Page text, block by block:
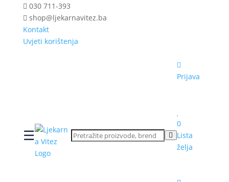
030 711-393
shop@ljekarnavitez.ba
Kontakt
Uvjeti korištenja
☰
Prijava
0
Lista
želja